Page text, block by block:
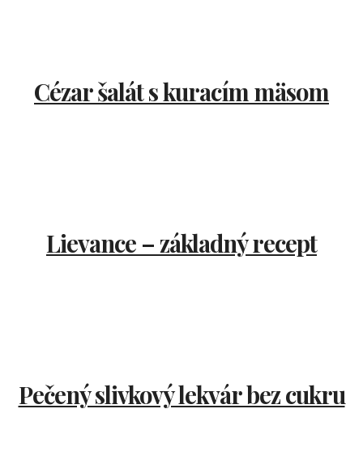
Cézar šalát s kuracím mäsom
Lievance – základný recept
Pečený slivkový lekvár bez cukru